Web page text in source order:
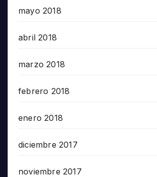
mayo 2018
abril 2018
marzo 2018
febrero 2018
enero 2018
diciembre 2017
noviembre 2017